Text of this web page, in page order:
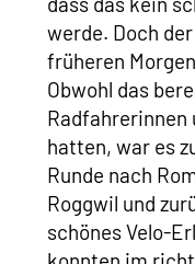
werde. Doch
früheren
Obwohl das
Radfahrerinnen
hatten, war es
Runde nach
Roggwil und
schönes Velo-